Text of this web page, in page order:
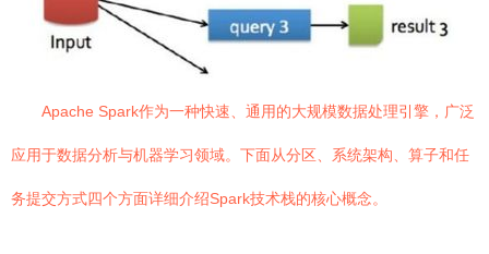
Apache Spark作为一种快速、通用的大规模数据处理引擎，广泛
应用于数据分析与机器学习领域。下面从分区、系统架构、算子和任
务提交方式四个方面详细介绍Spark技术栈的核心概念。